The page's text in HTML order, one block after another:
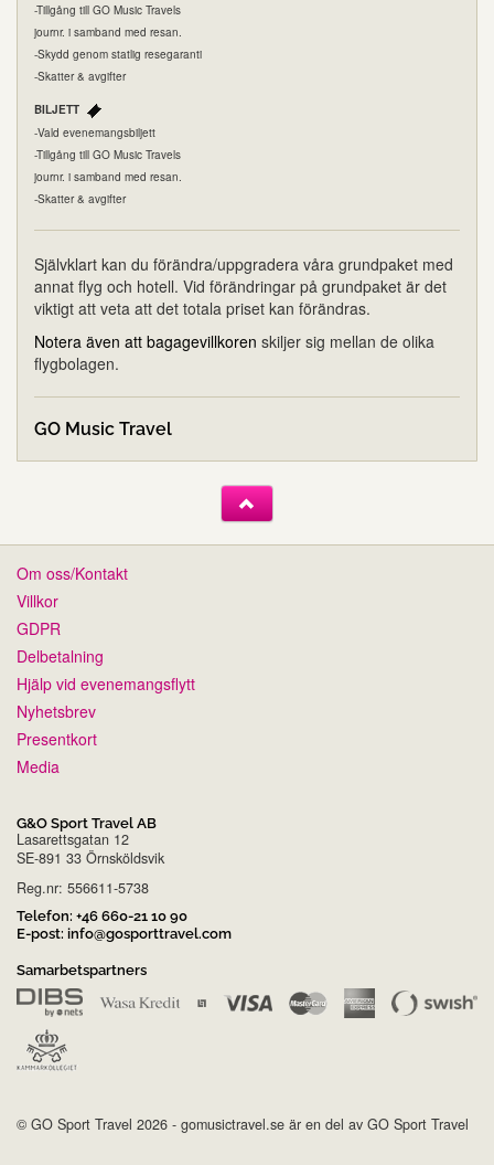
-Tillgång till GO Music Travels
journr. i samband med resan.
-Skydd genom statlig resegaranti
-Skatter & avgifter
BILJETT
-Vald evenemangsbiljett
-Tillgång till GO Music Travels
journr. i samband med resan.
-Skatter & avgifter
Självklart kan du förändra/uppgradera våra grundpaket med
annat flyg och hotell. Vid förändringar på grundpaket är det
viktigt att veta att det totala priset kan förändras.
Notera även att bagagevillkoren skiljer sig mellan de olika
flygbolagen.
GO Music Travel
Om oss/Kontakt
Villkor
GDPR
Delbetalning
Hjälp vid evenemangsflytt
Nyhetsbrev
Presentkort
Media
G&O Sport Travel AB
Lasarettsgatan 12
SE-891 33 Örnsköldsvik
Reg.nr: 556611-5738
Telefon: +46 660-21 10 90
E-post: info@gosporttravel.com
Samarbetspartners
© GO Sport Travel 2026 - gomusictravel.se är en del av GO Sport Travel